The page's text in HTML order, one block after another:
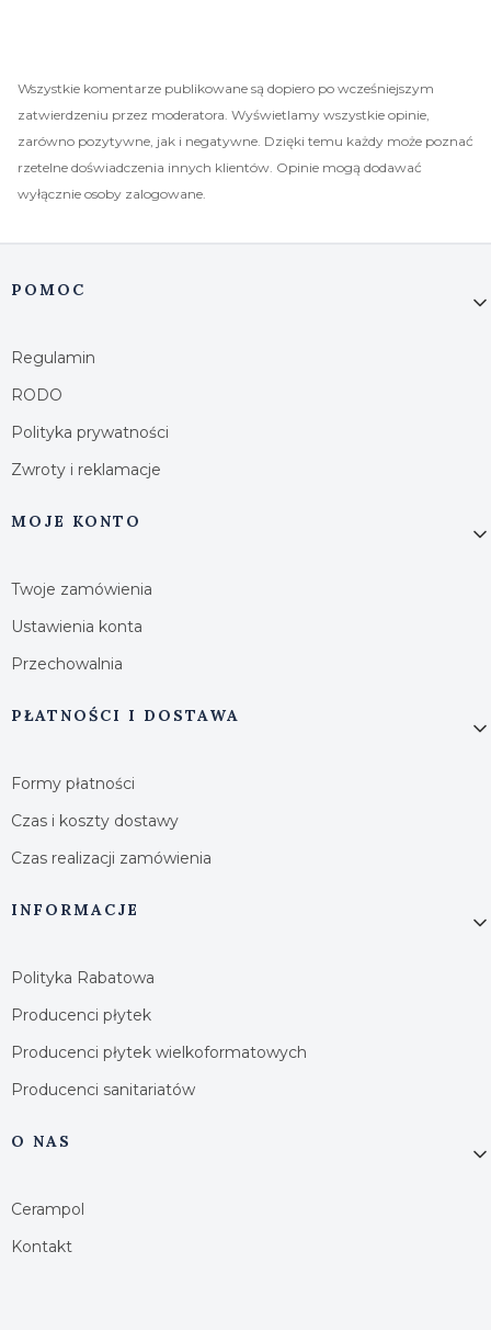
Wszystkie komentarze publikowane są dopiero po wcześniejszym
zatwierdzeniu przez moderatora. Wyświetlamy wszystkie opinie,
zarówno pozytywne, jak i negatywne. Dzięki temu każdy może poznać
rzetelne doświadczenia innych klientów. Opinie mogą dodawać
wyłącznie osoby zalogowane.
Linki w stopce
POMOC
Regulamin
RODO
Polityka prywatności
Zwroty i reklamacje
MOJE KONTO
Twoje zamówienia
Ustawienia konta
Przechowalnia
PŁATNOŚCI I DOSTAWA
Formy płatności
Czas i koszty dostawy
Czas realizacji zamówienia
INFORMACJE
Polityka Rabatowa
Producenci płytek
Producenci płytek wielkoformatowych
Producenci sanitariatów
O NAS
Cerampol
Kontakt